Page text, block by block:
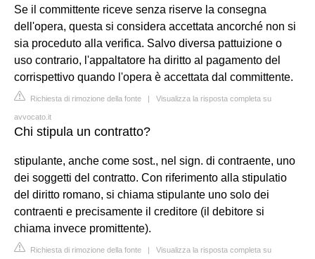
Se il committente riceve senza riserve la consegna
dell'opera, questa si considera accettata ancorché non si
sia proceduto alla verifica. Salvo diversa pattuizione o
uso contrario, l'appaltatore ha diritto al pagamento del
corrispettivo quando l'opera è accettata dal committente.
Richiesta di rimozione della fonte | Visualizza la risposta completa su
avvocato.it
Chi stipula un contratto?
stipulante, anche come sost., nel sign. di contraente, uno
dei soggetti del contratto. Con riferimento alla stipulatio
del diritto romano, si chiama stipulante uno solo dei
contraenti e precisamente il creditore (il debitore si
chiama invece promittente).
Richiesta di rimozione della fonte | Visualizza la risposta completa su